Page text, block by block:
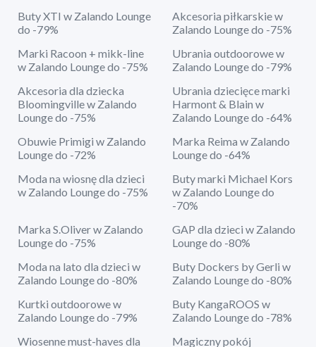
Buty XTI w Zalando Lounge
do -79%
Akcesoria piłkarskie w
Zalando Lounge do -75%
Marki Racoon + mikk-line
w Zalando Lounge do -75%
Ubrania outdoorowe w
Zalando Lounge do -79%
Akcesoria dla dziecka
Bloomingville w Zalando
Lounge do -75%
Ubrania dziecięce marki
Harmont & Blain w
Zalando Lounge do -64%
Obuwie Primigi w Zalando
Lounge do -72%
Marka Reima w Zalando
Lounge do -64%
Moda na wiosnę dla dzieci
w Zalando Lounge do -75%
Buty marki Michael Kors
w Zalando Lounge do
-70%
Marka S.Oliver w Zalando
Lounge do -75%
GAP dla dzieci w Zalando
Lounge do -80%
Moda na lato dla dzieci w
Zalando Lounge do -80%
Buty Dockers by Gerli w
Zalando Lounge do -80%
Kurtki outdoorowe w
Zalando Lounge do -79%
Buty KangaROOS w
Zalando Lounge do -78%
Wiosenne must-haves dla
Magiczny pokój